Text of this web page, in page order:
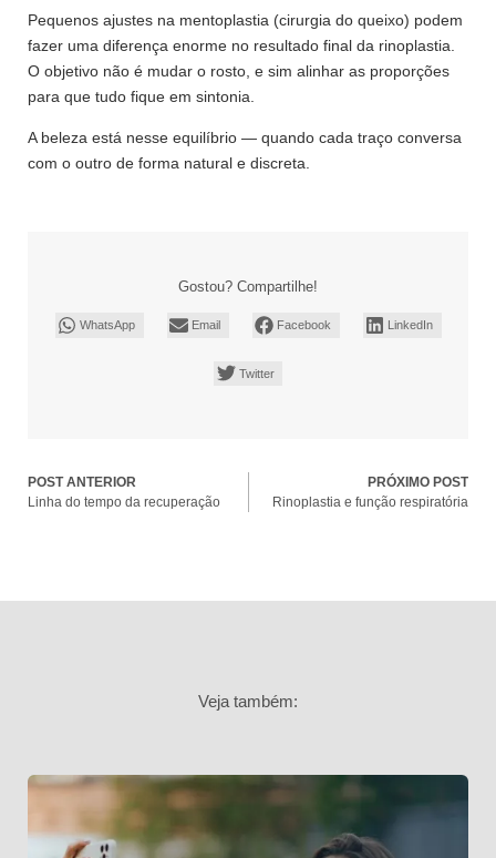
Pequenos ajustes na mentoplastia (cirurgia do queixo) podem
fazer uma diferença enorme no resultado final da rinoplastia.
O objetivo não é mudar o rosto, e sim alinhar as proporções
para que tudo fique em sintonia.
A beleza está nesse equilíbrio — quando cada traço conversa
com o outro de forma natural e discreta.
Gostou? Compartilhe!
WhatsApp Email Facebook LinkedIn
Twitter
POST ANTERIOR
Linha do tempo da recuperação
PRÓXIMO POST
Rinoplastia e função respiratória
Veja também: